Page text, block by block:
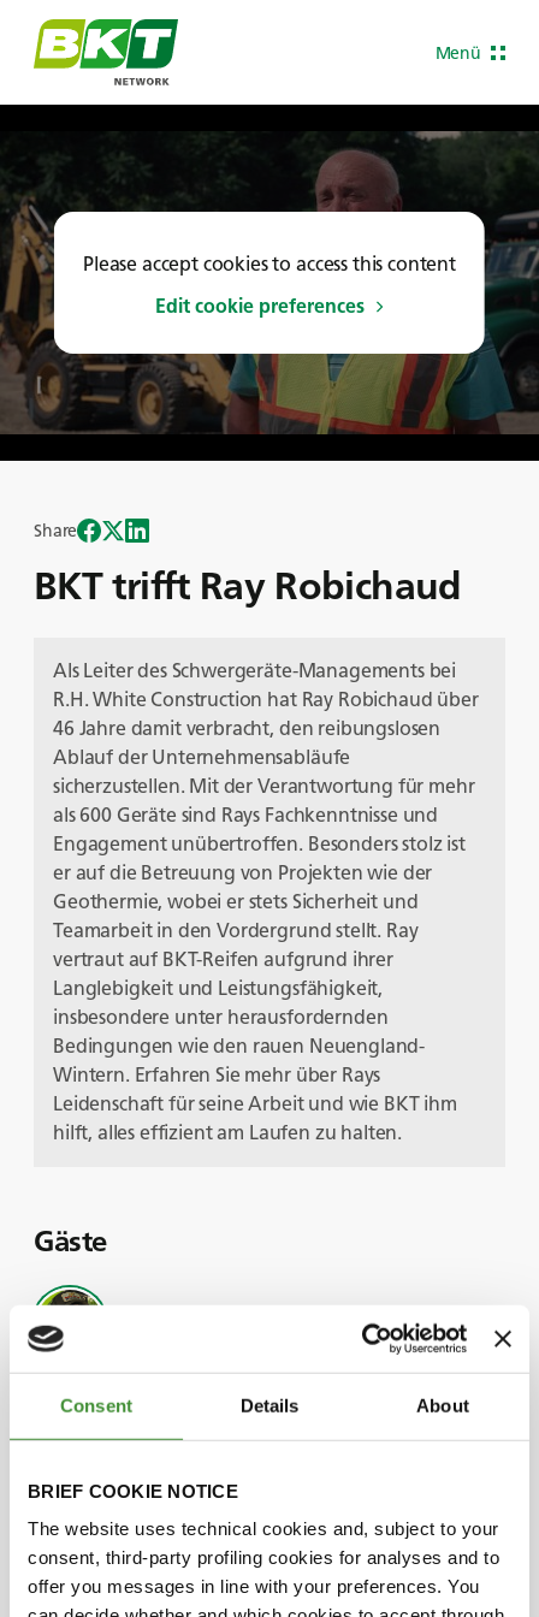
Consent Details About
BRIEF COOKIE NOTICE
The website uses technical cookies and, subject to your
consent, third-party profiling cookies for analyses and to
offer you messages in line with your preferences. You
Menü
Please accept cookies to access this content
Edit cookie preferences
BKT trifft Ray Robichaud
Share
Als Leiter des Schwergeräte-Managements bei
R.H. White Construction hat Ray Robichaud über
46 Jahre damit verbracht, den reibungslosen
Ablauf der Unternehmensabläufe
sicherzustellen. Mit der Verantwortung für mehr
als 600 Geräte sind Rays Fachkenntnisse und
Engagement unübertroffen. Besonders stolz ist
er auf die Betreuung von Projekten wie der
Geothermie, wobei er stets Sicherheit und
Teamarbeit in den Vordergrund stellt. Ray
vertraut auf BKT-Reifen aufgrund ihrer
Langlebigkeit und Leistungsfähigkeit,
insbesondere unter herausfordernden
Bedingungen wie den rauen Neuengland-
Wintern. Erfahren Sie mehr über Rays
Leidenschaft für seine Arbeit und wie BKT ihm
hilft, alles effizient am Laufen zu halten.
Gäste
Ray Robichaud
Wussten Sie?
Ray ist seit 46 Jahren bei R.H. White
Construction tätig.